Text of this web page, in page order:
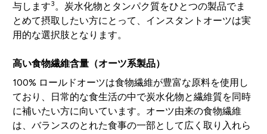
与します3 。炭水化物とタンパク質をひとつの製品でま
とめて摂取したい方にとって、インスタントオーツは実
用的な選択肢となります。
高い食物繊維含量（オーツ系製品）
100% ロールドオーツは食物繊維が豊富な原料を使用し
ており、日常的な食生活の中で炭水化物と繊維質を同時
に補いたい方に向いています。オーツ由来の食物繊維
は、バランスのとれた食事の一部として広く取り入れら